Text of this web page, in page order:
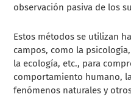
observación pasiva de los
Estos métodos se utilizan
campos, como la
la ecología, etc., para
comportamiento humano,
fenómenos naturales y